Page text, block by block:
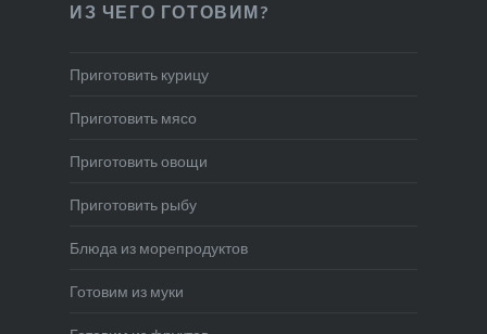
ИЗ ЧЕГО ГОТОВИМ?
Приготовить курицу
Приготовить мясо
Приготовить овощи
Приготовить рыбу
Блюда из морепродуктов
Готовим из муки